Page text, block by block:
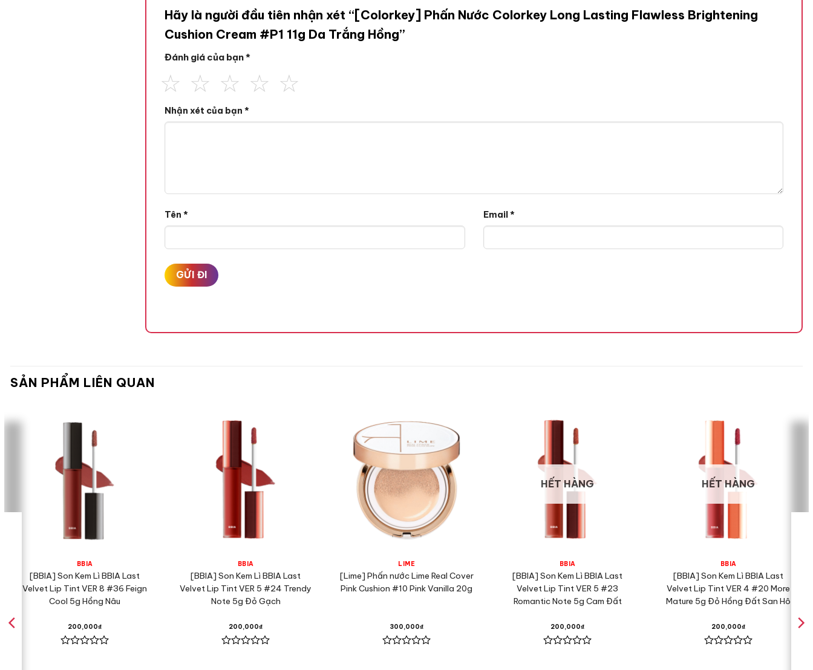
Hãy là người đầu tiên nhận xét “[Colorkey] Phấn Nước Colorkey Long Lasting Flawless Brightening
Cushion Cream #P1 11g Da Trắng Hồng”
Đánh giá của bạn*
Nhận xét của bạn*
Tên* Email *
SẢN PHẨM LIÊN QUAN
BBIA
[BBIA] Son Kem Lì BBIA Last
Velvet Lip Tint VER 8 #36 Feign
Cool 5g Hồng Nâu
200,000₫
BBIA
[BBIA] Son Kem Lì BBIA Last
Velvet Lip Tint VER 5 #24 Trendy
Note 5g Đỏ Gạch
200,000₫
LIME
[Lime] Phấn nước Lime Real Cover
Pink Cushion #10 Pink Vanilla 20g
300,000₫
HẾT HÀNG
BBIA
[BBIA] Son Kem Lì BBIA Last
Velvet Lip Tint VER 5 #23
Romantic Note 5g Cam Đất
200,000₫
HẾT HÀNG
BBIA
[BBIA] Son Kem Lì BBIA Last
Velvet Lip Tint VER 4 #20 More
Mature 5g Đỏ Hồng Đất San Hô
200,000₫